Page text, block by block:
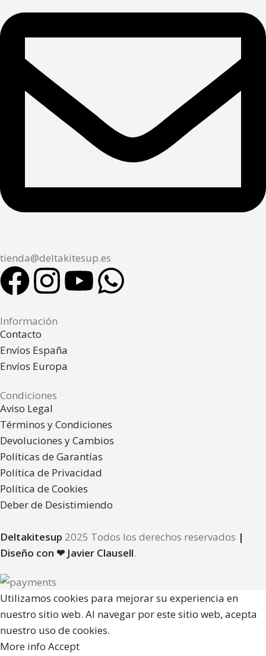
tienda@deltakitesup.es
Información
Contacto
Envíos España
Envíos Europa
Condiciones
Aviso Legal
Términos y Condiciones
Devoluciones y Cambios
Políticas de Garantías
Política de Privacidad
Política de Cookies
Deber de Desistimiendo
Deltakitesup 2025 Todos los derechos reservados |
Diseño con ❤ Javier Clausell.
Utilizamos cookies para mejorar su experiencia en
nuestro sitio web. Al navegar por este sitio web, acepta
nuestro uso de cookies.
More info Accept